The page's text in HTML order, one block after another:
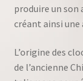
produire un
créant ainsi
L’origine des
de l’ancienne